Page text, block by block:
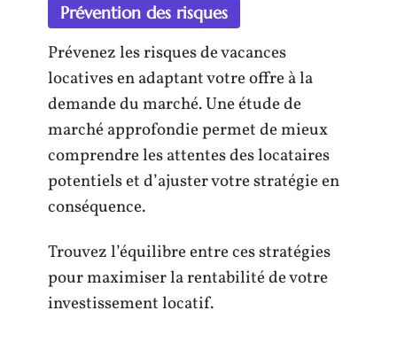
Prévention des risques
Prévenez les risques de vacances
locatives en adaptant votre offre à la
demande du marché. Une étude de
marché approfondie permet de mieux
comprendre les attentes des locataires
potentiels et d’ajuster votre stratégie en
conséquence.
Trouvez l’équilibre entre ces stratégies
pour maximiser la rentabilité de votre
investissement locatif.